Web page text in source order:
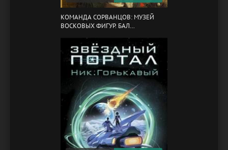
КОМАНДА СОРВАНЦОВ: МУЗЕЙ
ВОСКОВЫХ ФИГУР. БАЛ